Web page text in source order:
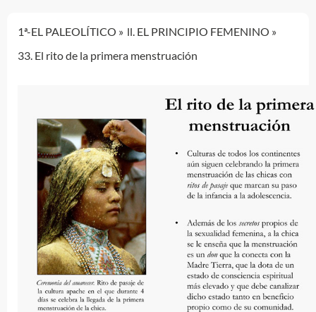
1ª-EL PALEOLÍTICO
ll. EL PRINCIPIO FEMENINO
33. El rito de la primera menstruación